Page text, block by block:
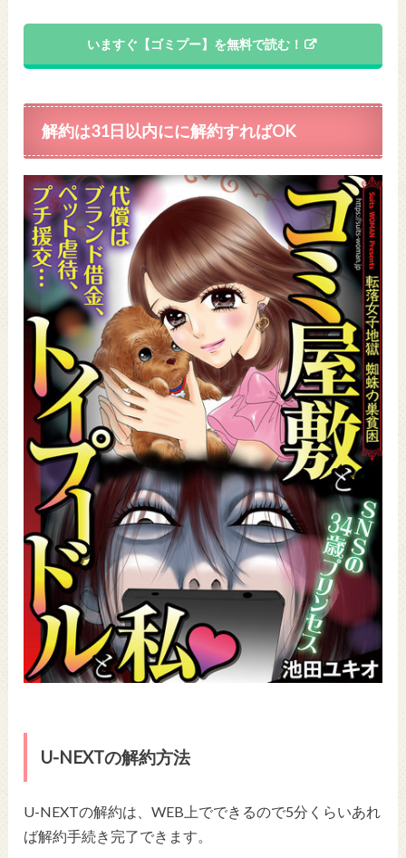
いますぐ【ゴミプー】を無料で読む！
解約は31日以内にに解約すればOK
U-NEXTの解約方法
U-NEXTの解約は、WEB上でできるので5分くらいあれ
ば解約手続き完了できます。